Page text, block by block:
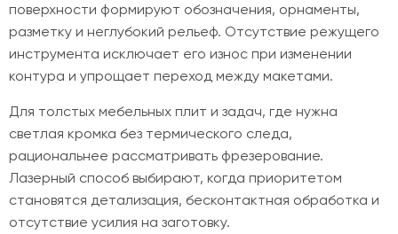
поверхности формируют обозначения, орнаменты,
разметку и неглубокий рельеф. Отсутствие режущего
инструмента исключает его износ при изменении
контура и упрощает переход между макетами.
Для толстых мебельных плит и задач, где нужна
светлая кромка без термического следа,
рациональнее рассматривать фрезерование.
Лазерный способ выбирают, когда приоритетом
становятся детализация, бесконтактная обработка и
отсутствие усилия на заготовку.